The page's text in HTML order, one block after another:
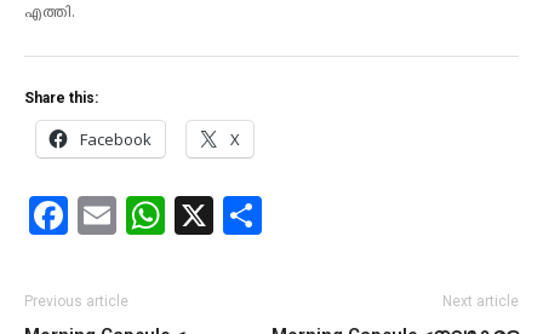
എത്തി.
Share this:
Facebook X
Facebook
EmailWhatsApp
X
Previous article Next article